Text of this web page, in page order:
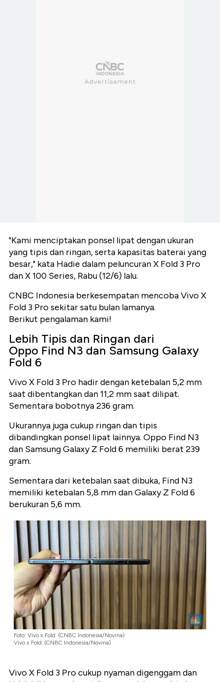
"Kami menciptakan ponsel lipat dengan ukuran
yang tipis dan ringan, serta kapasitas baterai yang
besar," kata Hadie dalam peluncuran X Fold 3 Pro
dan X 100 Series, Rabu (12/6) lalu.
CNBC Indonesia berkesempatan mencoba Vivo X
Fold 3 Pro sekitar satu bulan lamanya.
Berikut pengalaman kami!
Lebih Tipis dan Ringan dari
Oppo Find N3 dan Samsung Galaxy
Fold 6
Vivo X Fold 3 Pro hadir dengan ketebalan 5,2 mm
saat dibentangkan dan 11,2 mm saat dilipat.
Sementara bobotnya 236 gram.
Ukurannya juga cukup ringan dan tipis
dibandingkan ponsel lipat lainnya. Oppo Find N3
dan Samsung Galaxy Z Fold 6 memiliki berat 239
gram.
Sementara dari ketebalan saat dibuka, Find N3
memiliki ketebalan 5,8 mm dan Galaxy Z Fold 6
berukuran 5,6 mm.
Foto: Vivo x Fold. (CNBC Indonesia/Novina)
Vivo x Fold. (CNBC Indonesia/Novina)
Vivo X Fold 3 Pro cukup nyaman digenggam dan